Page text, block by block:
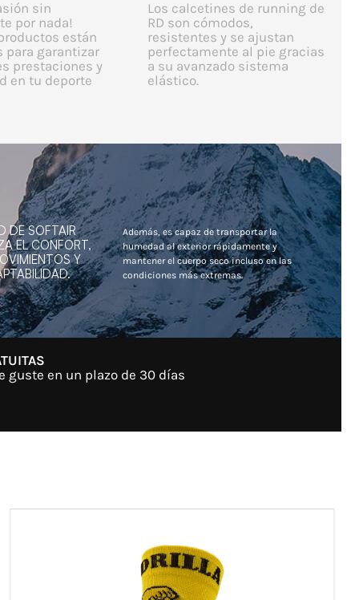
sin
por nada!
están
para garantizar
prestaciones y
en tu deporte
Los calcetines de running de
RD son cómodos,
resistentes y se ajustan
perfectamente al pie gracias
a su avanzado sistema
elástico.
DE SOFTAIR
EL CONFORT,
Y
Además, es capaz de transportar la
humedad al exterior rápidamente y
mantener el cuerpo seco incluso en las
condiciones más extremas.
guste en un plazo de 30 días